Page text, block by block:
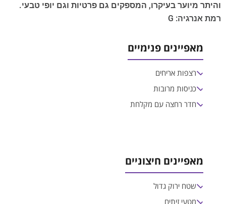
והיתר מיוער בעיקרו, המספקים גם פרטיות וגם יופי טבעי.
רמת אנרגיה: G
מאפיינים פנימיים
רצפות אריחים
כניסות מרובות
חדר רחצה עם מקלחת
מאפיינים חיצוניים
שטח ירוק גדול
מטעי זיתים